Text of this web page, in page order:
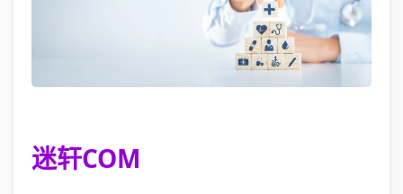
迷轩COM